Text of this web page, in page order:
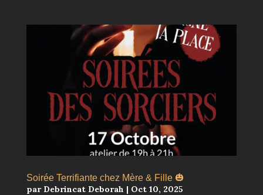
Soirée Terrifiante chez Mère & Fille 🎃
par Debrincat Deborah | Oct 10, 2025